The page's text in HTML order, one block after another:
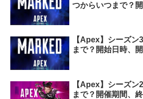
つからいつまで？
【Apex】シーズ
まで？開始日時、
【Apex】シーズ
まで？開催期間、